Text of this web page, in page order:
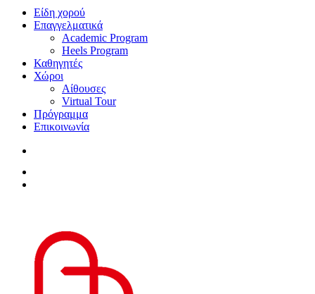
Είδη χορού
Επαγγελματικά
Academic Program
Heels Program
Καθηγητές
Χώροι
Αίθουσες
Virtual Tour
Πρόγραμμα
Επικοινωνία